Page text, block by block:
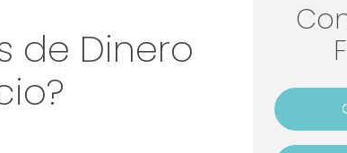
de Dinero